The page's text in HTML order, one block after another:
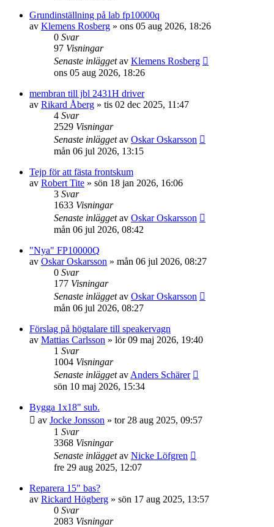
Grundinställning på lab fp10000q
av Klemens Rosberg » ons 05 aug 2026, 18:26
0 Svar
97 Visningar
Senaste inläggetav Klemens Rosberg
ons 05 aug 2026, 18:26
membran till jbl 2431H driver
av Rikard Åberg » tis 02 dec 2025, 11:47
4 Svar
2529 Visningar
Senaste inläggetav Oskar Oskarsson
mån 06 jul 2026, 13:15
Tejp för att fästa frontskum
av Robert Tite » sön 18 jan 2026, 16:06
3 Svar
1633 Visningar
Senaste inläggetav Oskar Oskarsson
mån 06 jul 2026, 08:42
"Nya" FP10000Q
av Oskar Oskarsson » mån 06 jul 2026, 08:27
0 Svar
177 Visningar
Senaste inläggetav Oskar Oskarsson
mån 06 jul 2026, 08:27
Förslag på högtalare till speakervagn
av Mattias Carlsson » lör 09 maj 2026, 19:40
1 Svar
1004 Visningar
Senaste inläggetav Anders Schärer
sön 10 maj 2026, 15:34
Bygga 1x18" sub.
av Jocke Jonsson » tor 28 aug 2025, 09:57
1 Svar
3368 Visningar
Senaste inläggetav Nicke Löfgren
fre 29 aug 2025, 12:07
Reparera 15" bas?
av Rickard Högberg » sön 17 aug 2025, 13:57
0 Svar
2083 Visningar